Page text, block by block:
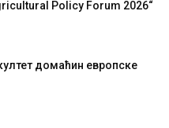
Policy Forum 2026“
домаћин европске